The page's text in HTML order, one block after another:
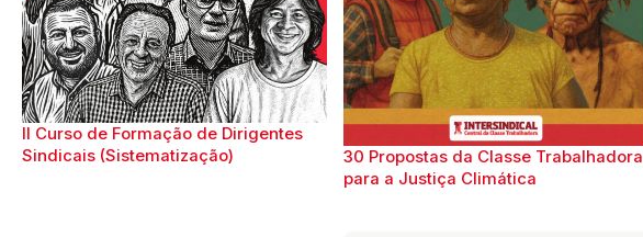
II Curso de Formação de Dirigentes
Sindicais (Sistematização)
30 Propostas da Classe Trabalhadora
para a Justiça Climática